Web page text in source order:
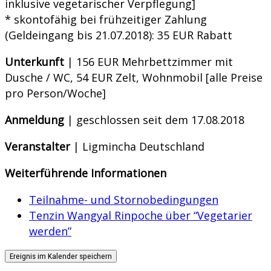
inklusive vegetarischer Verpflegung]
* skontofähig bei frühzeitiger Zahlung
(Geldeingang bis 21.07.2018): 35 EUR Rabatt
Unterkunft | 156 EUR Mehrbettzimmer mit
Dusche / WC, 54 EUR Zelt, Wohnmobil [alle Preise
pro Person/Woche]
Anmeldung | geschlossen seit dem 17.08.2018
Veranstalter| Ligmincha Deutschland
Weiterführende Informationen
Teilnahme- und Stornobedingungen
Tenzin Wangyal Rinpoche über “Vegetarier
werden”
Ereignis im Kalender speichern